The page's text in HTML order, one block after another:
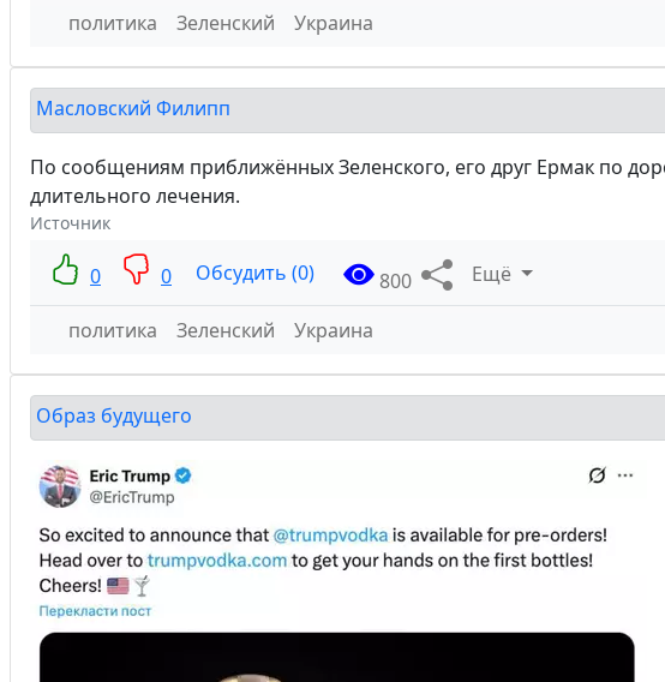
политика Зеленский Украина
Масловский Филипп
По сообщениям приближённых Зеленского, его друг Ермак по
длительного лечения.
Источник
0 0 Обсудить (0) 800 Ещё
политика Зеленский Украина
Образ будущего